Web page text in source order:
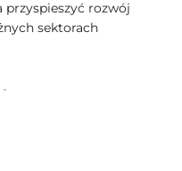
rozwój
sektorach
-